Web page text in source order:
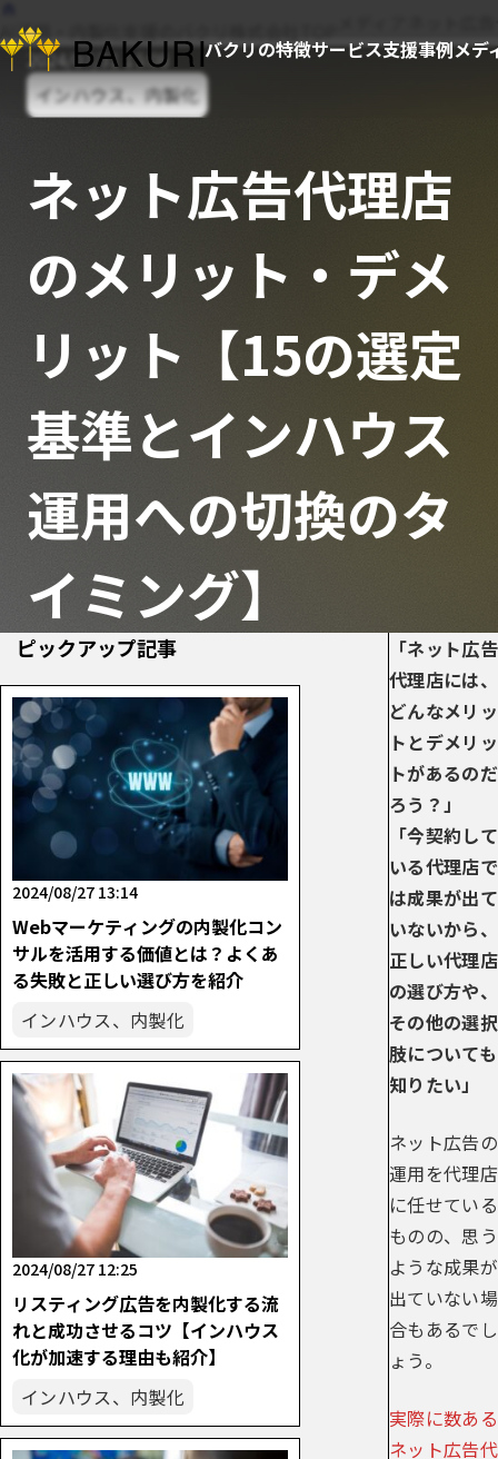
バクリの特徴サービス支援事例メデ
AI活用・内製化支援のバクリ株式会社TOP
2024/07/31 15:08
インハウス、内製化
ネット広告代理店
のメリット・デメ
リット【15の選定
基準とインハウス
運用への切換のタ
イミング】
「ネット広告
代理店には、
どんなメリッ
トとデメリッ
トがあるのだ
ろう？」
「今契約して
いる代理店で
は成果が出て
いないから、
正しい代理店
の選び方や、
その他の選択
肢についても
知りたい」
ネット広告の
運用を代理店
に任せている
ものの、思う
ような成果が
出ていない場
合もあるでし
ょう。
実際に数ある
ネット広告代
ピックアップ記事
2024/08/27 13:14
Webマーケティングの内製化コン
サルを活用する価値とは？よくあ
る失敗と正しい選び方を紹介
インハウス、内製化
2024/08/27 12:25
リスティング広告を内製化する流
れと成功させるコツ【インハウス
化が加速する理由も紹介】
インハウス、内製化